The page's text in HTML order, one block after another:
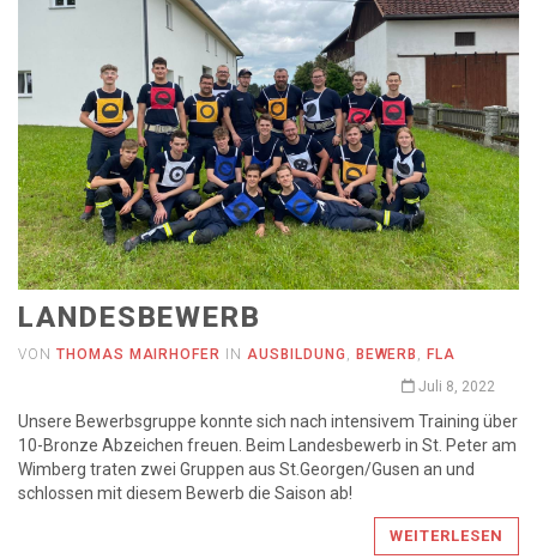
LANDESBEWERB
VON THOMAS MAIRHOFER IN AUSBILDUNG BEWERB ,FLA
Juli 8, 2022
Unsere Bewerbsgruppe konnte sich nach intensivem Training über
10-Bronze Abzeichen freuen. Beim Landesbewerb in St. Peter am
Wimberg traten zwei Gruppen aus St.Georgen/Gusen an und
schlossen mit diesem Bewerb die Saison ab!
WEITERLESEN